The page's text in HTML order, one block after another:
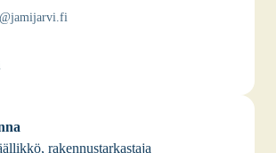
raken­nus­tar­kas­ta­ja